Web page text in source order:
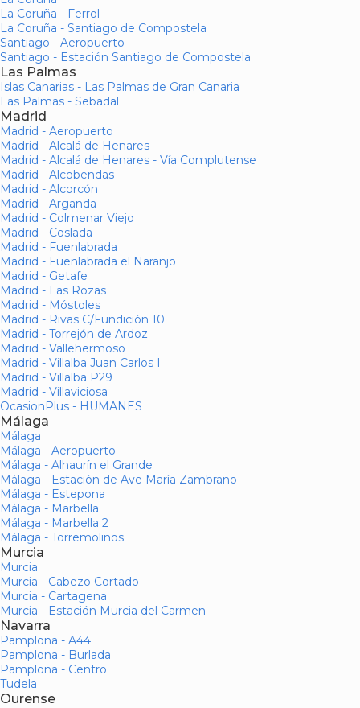
La Coruña - Ferrol
La Coruña - Santiago de Compostela
Santiago - Aeropuerto
Santiago - Estación Santiago de Compostela
Las Palmas
Islas Canarias - Las Palmas de Gran Canaria
Las Palmas - Sebadal
Madrid
Madrid - Aeropuerto
Madrid - Alcalá de Henares
Madrid - Alcalá de Henares - Vía Complutense
Madrid - Alcobendas
Madrid - Alcorcón
Madrid - Arganda
Madrid - Colmenar Viejo
Madrid - Coslada
Madrid - Fuenlabrada
Madrid - Fuenlabrada el Naranjo
Madrid - Getafe
Madrid - Las Rozas
Madrid - Móstoles
Madrid - Rivas C/Fundición 10
Madrid - Torrejón de Ardoz
Madrid - Vallehermoso
Madrid - Villalba Juan Carlos I
Madrid - Villalba P29
Madrid - Villaviciosa
OcasionPlus - HUMANES
Málaga
Málaga
Málaga - Aeropuerto
Málaga - Alhaurín el Grande
Málaga - Estación de Ave María Zambrano
Málaga - Estepona
Málaga - Marbella
Málaga - Marbella 2
Málaga - Torremolinos
Murcia
Murcia
Murcia - Cabezo Cortado
Murcia - Cartagena
Murcia - Estación Murcia del Carmen
Navarra
Pamplona - A44
Pamplona - Burlada
Pamplona - Centro
Tudela
Ourense